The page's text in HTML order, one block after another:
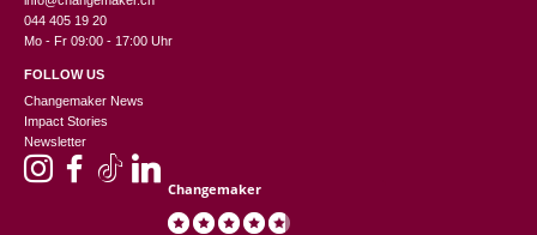
044 405 19 20
Mo - Fr 09:00 - 17:00 Uhr
FOLLOW US
Changemaker News
Impact Stories
Newsletter
Changemaker